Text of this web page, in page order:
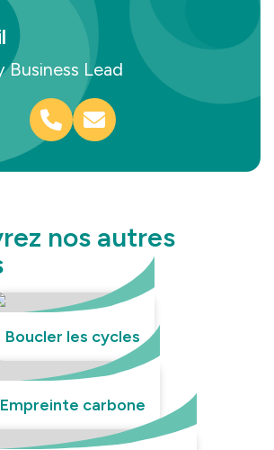
Business Lead
nos autres
Boucler les cycles
Empreinte carbone